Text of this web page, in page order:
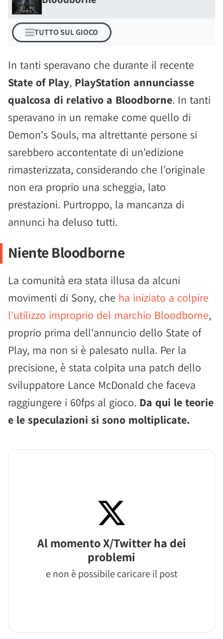
TUTTO SUL GIOCO
In tanti speravano che durante il recente
State of Play, PlayStation annunciasse
qualcosa di relativo a Bloodborne. In tanti
speravano in un remake come quello di
Demon's Souls, ma altrettante persone si
sarebbero accontentate di un'edizione
rimasterizzata, considerando che l'originale
non era proprio una scheggia, lato
prestazioni. Purtroppo, la mancanza di
annunci ha deluso tutti.
Niente Bloodborne
La comunità era stata illusa da alcuni
movimenti di Sony, che ha iniziato a colpire
l'utilizzo improprio del marchio Bloodborne,
proprio prima dell'annuncio dello State of
Play, ma non si è palesato nulla. Per la
precisione, è stata colpita una patch dello
sviluppatore Lance McDonald che faceva
raggiungere i 60fps al gioco. Da qui le teorie
e le speculazioni si sono moltiplicate.
Al momento X/Twitter ha dei
problemi
e non è possibile caricare il post